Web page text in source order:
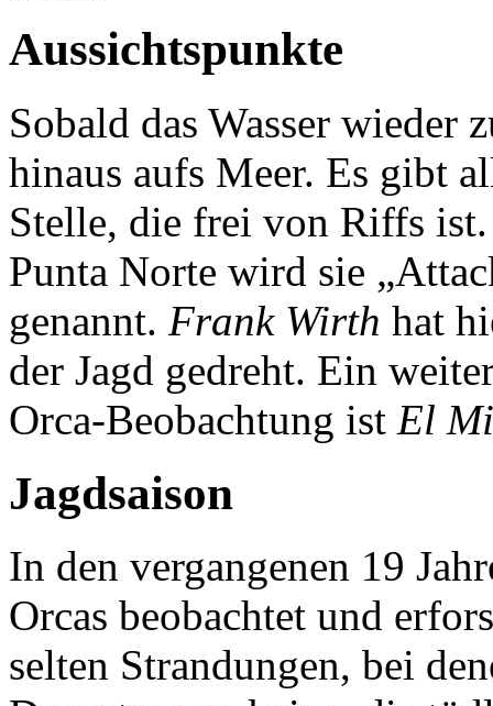
Aussichtspunkte
Sobald das Wasser wieder
hinaus aufs Meer. Es gibt
Stelle, die frei von Riffs
Punta Norte wird sie
genannt. Frank Wirth hat
der Jagd gedreht. Ein
Orca-Beobachtung ist El
Jagdsaison
In den vergangenen 19
Orcas beobachtet und
selten Strandungen, bei